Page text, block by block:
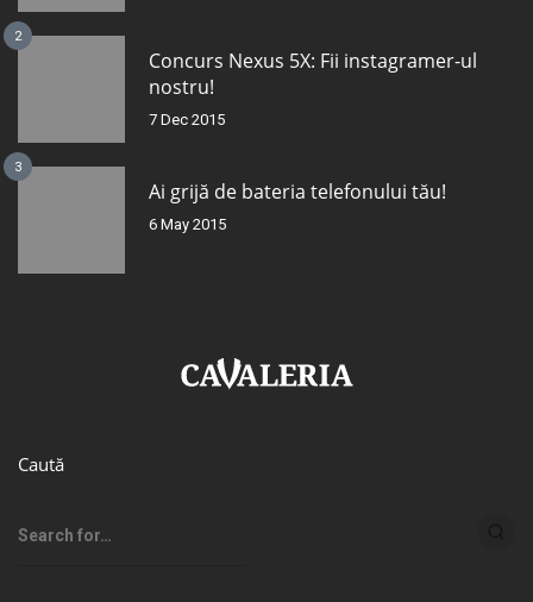
2
Concurs Nexus 5X: Fii instagramer-ul
nostru!
7 Dec 2015
3
Ai grijă de bateria telefonului tău!
6 May 2015
Caută